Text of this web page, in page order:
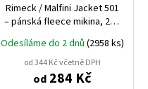
Rimeck / Malfini Jacket 501
– pánská fleece mikina, 280
zdravotnické využití
Odesíláme do 2 dnů (2958 ks)
od 344 Kč včetně DPH
od284 Kč